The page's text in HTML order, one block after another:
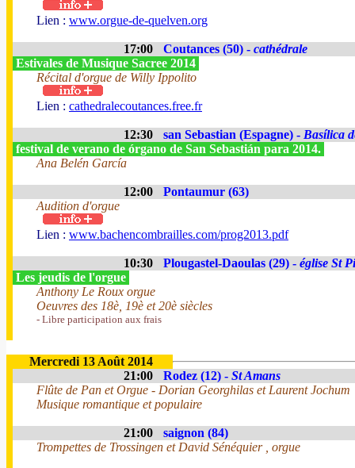
Lien : www.orgue-de-quelven.org
17:00 Coutances (50) - cathédrale
Estivales de Musique Sacree 2014
Récital d'orgue de Willy Ippolito
Lien : cathedralecoutances.free.fr
12:30 san Sebastian (Espagne) - Basílica
festival de verano de órgano de San Sebastián para 2014.
Ana Belén García
12:00
Pontaumur (63)
Audition d'orgue
Lien : www.bachencombrailles.com/prog2013.pdf
10:30 Plougastel-Daoulas (29) - église St
Les jeudis de l'orgue
Anthony Le Roux orgue
Oeuvres des 18è, 19è et 20è siècles
- Libre participation aux frais
Mercredi 13 Août 2014
21:00
Rodez (12) - St Amans
Flûte de Pan et Orgue - Dorian Georghilas et Laurent Jochum
Musique romantique et populaire
21:00
saignon (84)
Trompettes de Trossingen et David Sénéquier , orgue